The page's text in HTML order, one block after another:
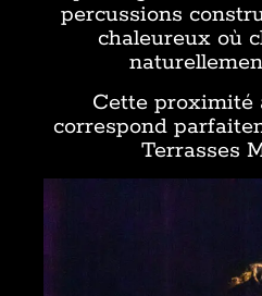
percussions
chaleureux où
Cette proximité
correspond
Terrasses